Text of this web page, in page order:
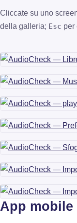
Cliccate su uno
della galleria; Esc per
App mobile